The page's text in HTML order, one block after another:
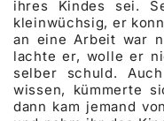
ihres Kindes sei.
kleinwüchsig, er
an eine Arbeit war
lachte er, wolle er
selber schuld.
wissen, kümmerte
dann kam jemand